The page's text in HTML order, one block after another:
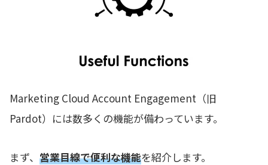
Marketing Cloud Account Engagement（旧
Pardot）には数多くの機能が備わっています。
まず、 営業目線で便利な機能を紹介します。